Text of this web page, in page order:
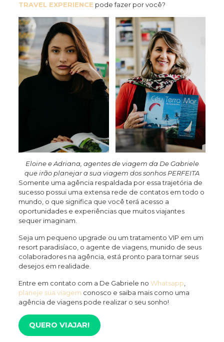
TRAVEL EXPERIENCE pode fazer por você?
Eloine e Adriana, agentes de viagem da De Gabriele
que irão planejar a sua viagem dos sonhos PERFEITA
Somente uma agência respaldada por essa trajetória de
sucesso possui uma extensa rede de contatos em todo o
mundo, o que significa que você terá acesso a
oportunidades e experiências que muitos viajantes
sequer imaginam.
Seja um pequeno upgrade ou um tratamento VIP em um
resort paradisíaco, o agente de viagens, munido de seus
colaboradores na agência, está pronto para tornar seus
desejos em realidade.
Entre em contato com a De Gabriele no Whatsapp
planeje sua viagem conosco e saiba mais como uma
agência de viagens pode realizar o seu sonho!
QUERO VIAJAR!